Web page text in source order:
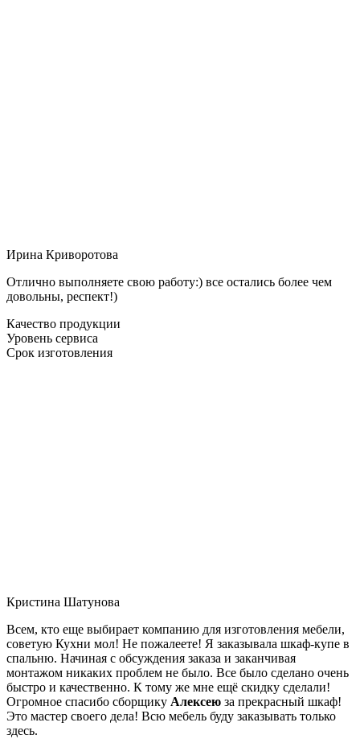
Ирина Криворотова
Отлично выполняете свою работу:) все остались более чем
довольны, респект!)
Качество продукции
Уровень сервиса
Срок изготовления
Кристина Шатунова
Всем, кто еще выбирает компанию для изготовления мебели,
советую Кухни мол! Не пожалеете! Я заказывала шкаф-купе в
спальню. Начиная с обсуждения заказа и заканчивая
монтажом никаких проблем не было. Все было сделано очень
быстро и качественно. К тому же мне ещё скидку сделали!
Огромное спасибо сборщику Алексею за прекрасный шкаф!
Это мастер своего дела! Всю мебель буду заказывать только
здесь.